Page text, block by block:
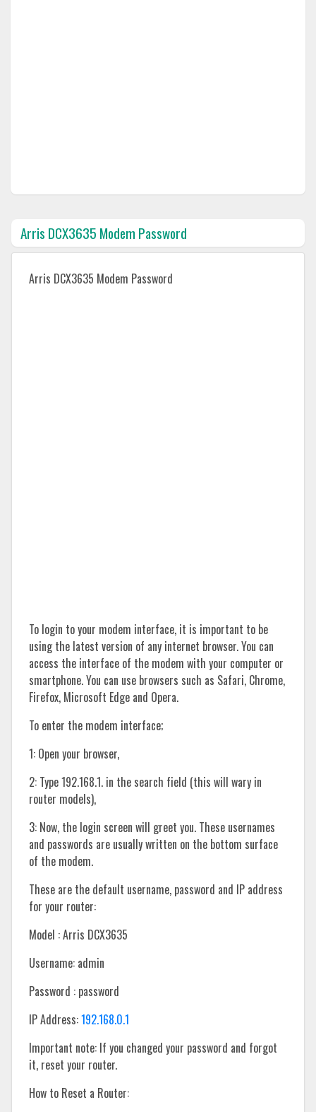
Arris DCX3635 Modem Password
Arris DCX3635 Modem Password
To login to your modem interface, it is important to be
using the latest version of any internet browser. You can
access the interface of the modem with your computer or
smartphone. You can use browsers such as Safari, Chrome,
Firefox, Microsoft Edge and Opera.
To enter the modem interface;
1: Open your browser,
2: Type 192.168.1. in the search field (this will wary in
router models),
3: Now, the login screen will greet you. These usernames
and passwords are usually written on the bottom surface
of the modem.
These are the default username, password and IP address
for your router:
Model : Arris DCX3635
Username: admin
Password : password
IP Address:192.168.0.1
Important note: If you changed your password and forgot
it, reset your router.
How to Reset a Router: